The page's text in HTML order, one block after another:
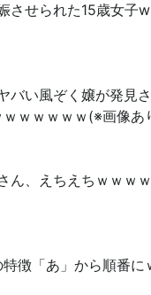
させられた15歳女
バい風ぞく嬢が発見
ｗｗｗｗｗ(※画像あ
ん、えちえちｗｗｗ
徴「あ」から順番に